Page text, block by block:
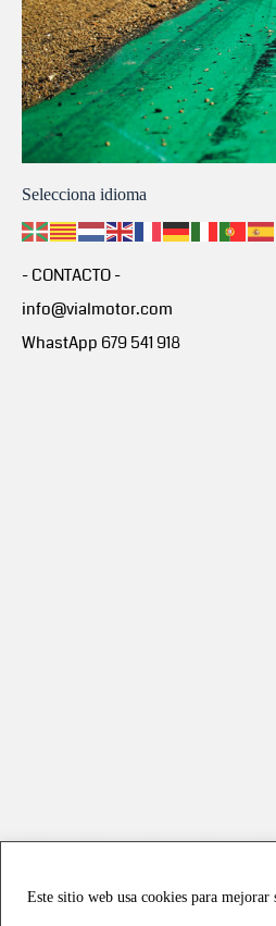
Este sitio web usa cookies para mejorar
Selecciona idioma
- CONTACTO -
info@vialmotor.com
WhastApp 679 541 918